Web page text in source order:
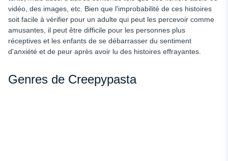
vidéo, des images, etc. Bien que l'improbabilité de ces histoires
soit facile à vérifier pour un adulte qui peut les percevoir comme
amusantes, il peut être difficile pour les personnes plus
réceptives et les enfants de se débarrasser du sentiment
d'anxiété et de peur après avoir lu des histoires effrayantes.
Genres de Creepypasta